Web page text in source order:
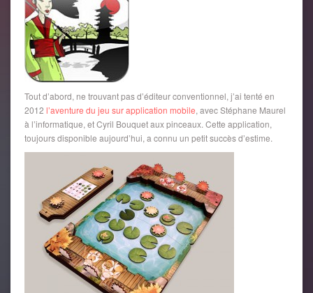
Tout d’abord, ne trouvant pas d’éditeur conventionnel, j’ai tenté en
2012 l’aventure du jeu sur application mobile, avec Stéphane Maurel
à l’informatique, et Cyril Bouquet aux pinceaux. Cette application,
toujours disponible aujourd’hui, a connu un petit succès d’estime.